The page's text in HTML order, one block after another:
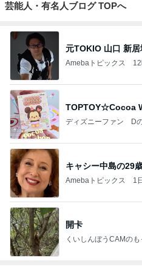
芸能人・有名人ブログ TOPへ
元TOKIO 山口 新
Amebaトピックス
TOPTOY☆Cocoa
ディズニーファン D
キャシー中島の29
Amebaトピックス 1
開卡
くいしんぼうCAMの